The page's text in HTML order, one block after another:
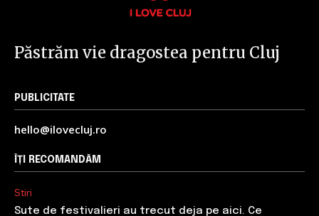
Păstrăm vie dragostea pentru Cluj
PUBLICITATE
hello@ilovecluj.ro
ÎȚI RECOMANDĂM
Stiri
Sute de festivalieri au trecut deja pe aici. Ce